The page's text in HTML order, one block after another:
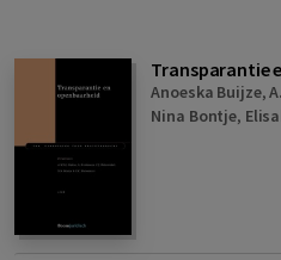
Transparantie
Anoeska Buijze,
Nina Bontje,